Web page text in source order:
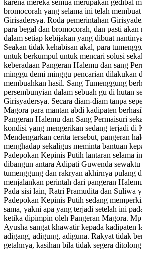
karena mereka semua merupakan gedibal
bromocorah yang selama ini telah
Girisadersya. Roda pemerintahan
para begal dan bromocorah, dan pasti akan
dalam setiap kebijakan yang dibuat nantinya
Seakan tidak kehabisan akal, para
untuk berkumpul untuk mencari solusi
keberadaan Pangeran Halemu dan sang
minggu demi minggu pencarian dilakukan
membuahkan hasil. Sang Tumenggung
persembunyian dalam sebuah gu di hutan
Girisyadersya. Secara diam-diam tanpa
Magora para mantan abdi kadipaten
Pangeran Halemu dan Sang Permaisuri
kondisi yang mengerikan sedang terjadi di
Mendengarkan cerita tersebut, pangeran
menghadap sekaligus meminta bantuan
Padepokan Kepinis Putih lantaran selama
dibangun antara Adipati Guwenda sewaktu
tumenggung dan rakryan akhirnya pulang
menjalankan perintah dari pangeran Halemu
Pada sisi lain, Ratri Pramudita dan Suliwa
Padepokan Kepinis Putih sedang
sama, yakni apa yang terjadi setelah ini
ketika dipimpin oleh Pangeran Magora.
Ayusha sangat khawatir kepada kadipaten
adigang, adigung, adiguna. Rakyat tidak
getahnya, kasihan bila tidak segera ditolong.